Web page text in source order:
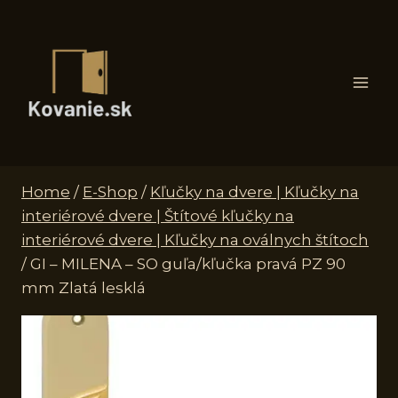
Home / E-Shop / Kľučky na dvere | Kľučky na
interiérové dvere | Štítové kľučky na
interiérové dvere | Kľučky na oválnych štítoch
/ GI – MILENA – SO guľa/kľučka pravá PZ 90
mm Zlatá lesklá